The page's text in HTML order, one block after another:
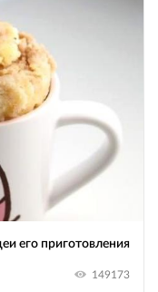
его приготовления
149173